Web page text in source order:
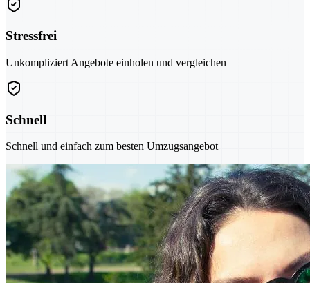
Stressfrei
Unkompliziert Angebote einholen und vergleichen
Schnell
Schnell und einfach zum besten Umzugsangebot